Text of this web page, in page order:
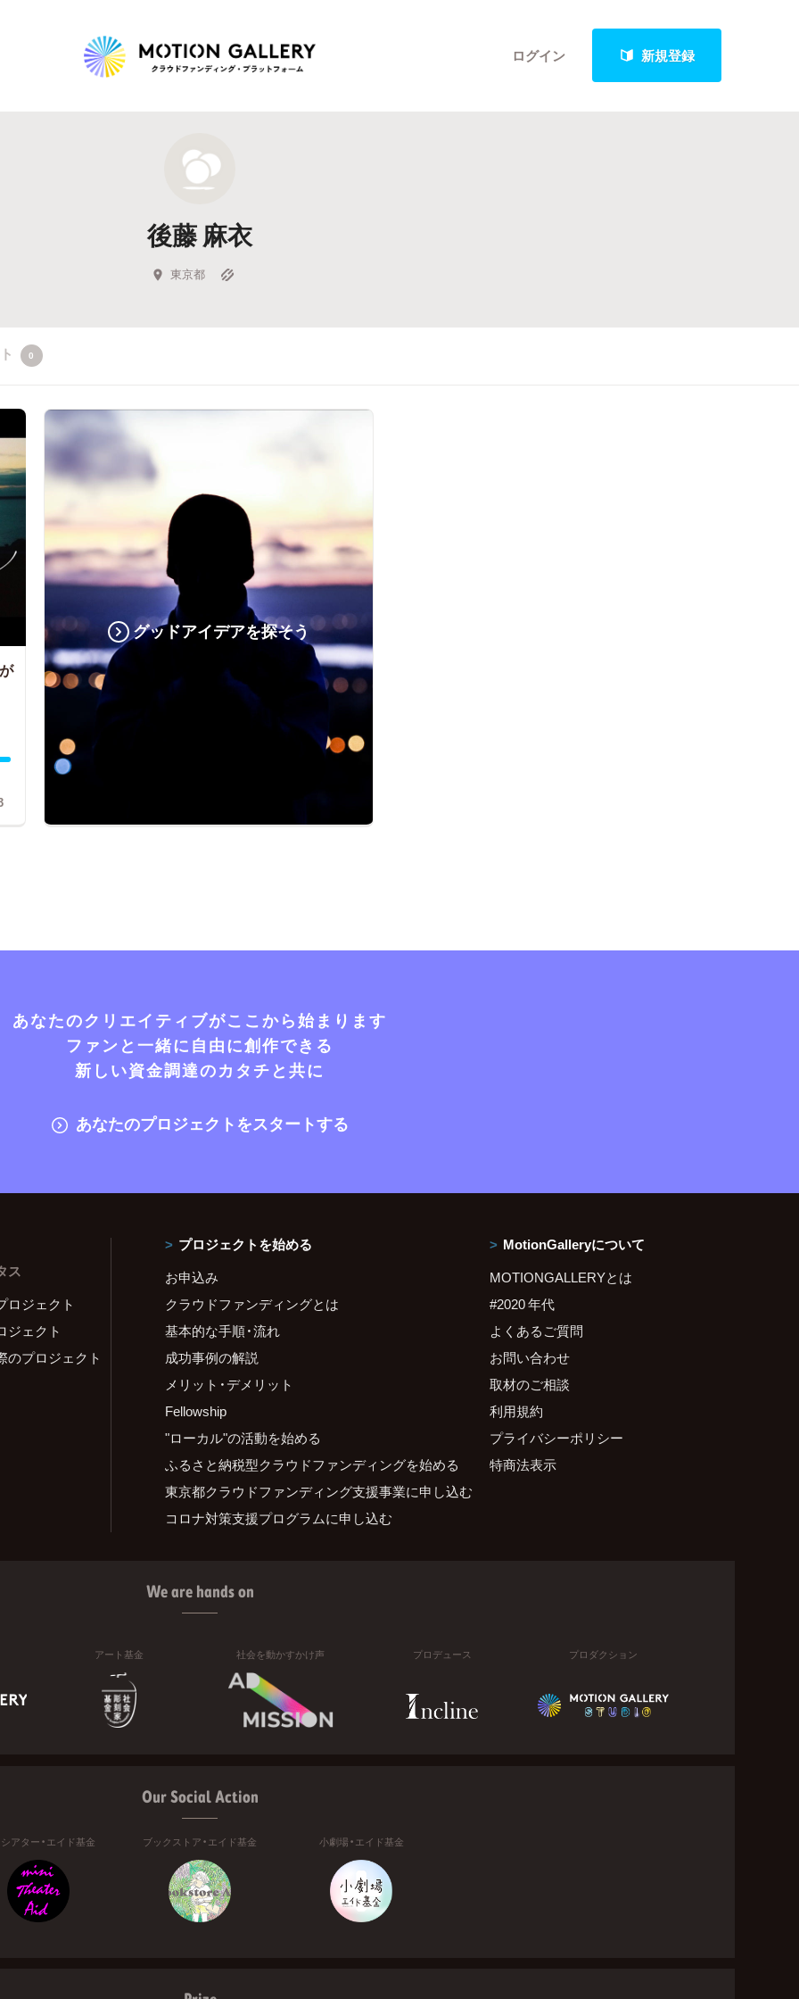
ログイン 新規登録
新着プロジェクト
Feature
キュレーターから探す
後藤 麻衣
東京都
0
グッドアイデアを探そう
あなたのクリエイティブがここから始まります
ファンと一緒に自由に創作できる
新しい資金調達のカタチと共に
あなたのプロジェクトをスタートする
ス
ロジェクト
ジェクト
のプロジェクト
プロジェクトを始める
お申込み
クラウドファンディングとは
基本的な手順・流れ
成功事例の解説
メリット・デメリット
Fellowship
"ローカル"の活動を始める
ふるさと納税型クラウドファンディングを始める
東京都クラウドファンディング支援事業に申し込む
コロナ対策支援プログラムに申し込む
MotionGalleryについて
MOTIONGALLERYとは
#2020 年代
よくあるご質問
お問い合わせ
取材のご相談
利用規約
プライバシーポリシー
特商法表示
We are hands on
アート基金 社会を動かすかけ声 プロデュース プロダクション
Our Social Action
アター・エイド基金 ブックストア・エイド基金 小劇場・エイド基金